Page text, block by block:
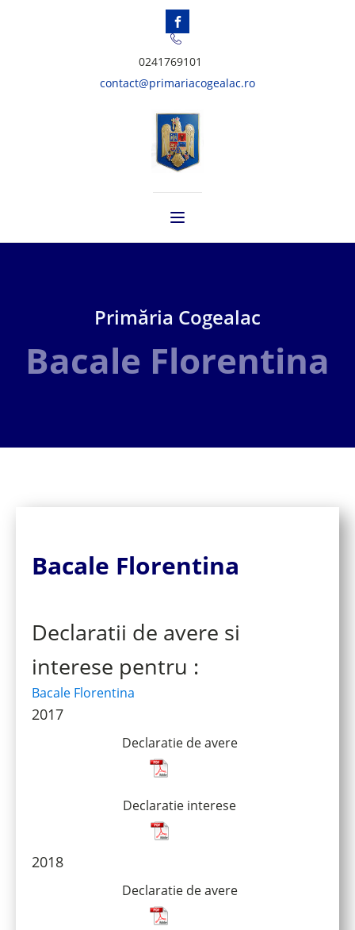
0241769101
contact@primariacogealac.ro
Primăria Cogealac
Bacale Florentina
Bacale Florentina
Declaratii de avere si
interese pentru :
Bacale Florentina
2017
Declaratie de avere
Declaratie interese
2018
Declaratie de avere